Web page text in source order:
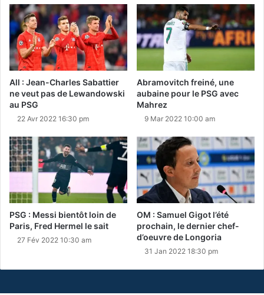
All : Jean-Charles Sabattier
ne veut pas de Lewandowski
au PSG
22 Avr 2022 16:30 pm
Abramovitch freiné, une
aubaine pour le PSG avec
Mahrez
9 Mar 2022 10:00 am
PSG : Messi bientôt loin de
Paris, Fred Hermel le sait
27 Fév 2022 10:30 am
OM : Samuel Gigot l’été
prochain, le dernier chef-
d’oeuvre de Longoria
31 Jan 2022 18:30 pm